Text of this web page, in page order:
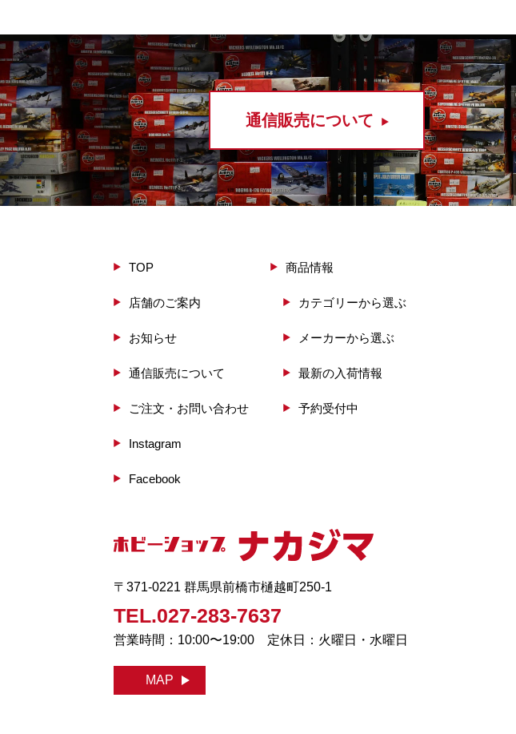
通信販売について
TOP
店舗のご案内
お知らせ
通信販売について
ご注文・お問い合わせ
Instagram
Facebook
商品情報
カテゴリーから選ぶ
メーカーから選ぶ
最新の入荷情報
予約受付中
〒371-0221 群馬県前橋市樋越町250-1
TEL.027-283-7637
営業時間：10:00〜19:00 定休日：火曜日・水曜日
MAP